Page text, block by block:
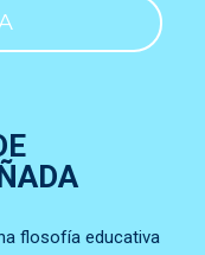
flosofía educativa